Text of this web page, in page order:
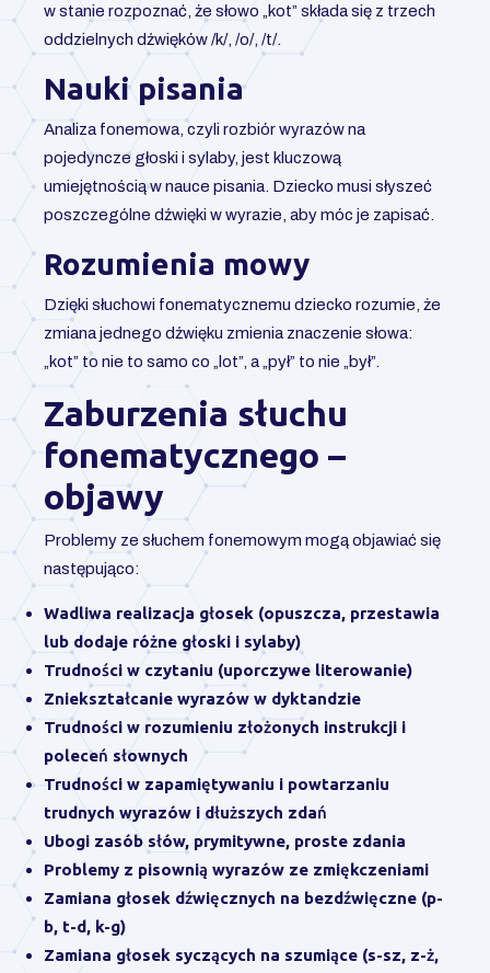
w stanie rozpoznać, że słowo „kot” składa się z trzech
oddzielnych dźwięków /k/, /o/, /t/.
Nauki pisania
Analiza fonemowa, czyli rozbiór wyrazów na
pojedyncze głoski i sylaby, jest kluczową
umiejętnością w nauce pisania. Dziecko musi słyszeć
poszczególne dźwięki w wyrazie, aby móc je zapisać.
Rozumienia mowy
Dzięki słuchowi fonematycznemu dziecko rozumie, że
zmiana jednego dźwięku zmienia znaczenie słowa:
„kot” to nie to samo co „lot”, a „pył” to nie „był”.
Zaburzenia słuchu
fonematycznego –
objawy
Problemy ze słuchem fonemowym mogą objawiać się
następująco:
Wadliwa realizacja głosek (opuszcza, przestawia
lub dodaje różne głoski i sylaby)
Trudności w czytaniu (uporczywe literowanie)
Zniekształcanie wyrazów w dyktandzie
Trudności w rozumieniu złożonych instrukcji i
poleceń słownych
Trudności w zapamiętywaniu i powtarzaniu
trudnych wyrazów i dłuższych zdań
Ubogi zasób słów, prymitywne, proste zdania
Problemy z pisownią wyrazów ze zmiękczeniami
Zamiana głosek dźwięcznych na bezdźwięczne (p-
b, t-d, k-g)
Zamiana głosek syczących na szumiące (s-sz, z-ż,